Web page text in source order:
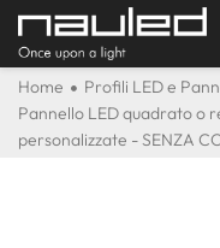
Home Profili LED e
Pannello LED quadrato o
personalizzate - SENZA